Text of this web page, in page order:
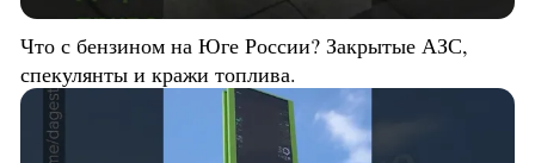
Что с бензином на Юге России? Закрытые АЗС,
спекулянты и кражи топлива.